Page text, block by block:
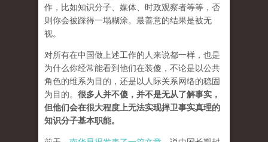
作，比如知识分子、媒体、时政观察者等等，否
则你会被踩得一塌糊涂。最善意的结果是被无
视。
对所有在中国做上述工作的人来说都一样，也是
为什么你经常能看到他们在装傻，不论是以公共
角色的维系为目的，还是以人际关系网络的稳固
为目的。 很多人并不傻，并不是无从了解事实，
但他们会在很大程度上无法实现捍卫事实真理的
知识分子基本职能。